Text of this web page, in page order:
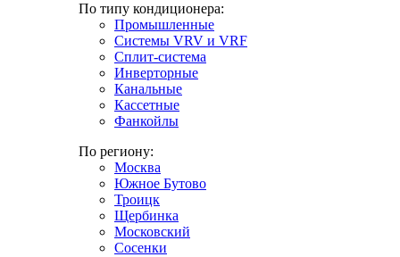
По типу кондиционера:
Промышленные
Системы VRV и VRF
Сплит-система
Инверторные
Канальные
Кассетные
Фанкойлы
По региону:
Москва
Южное Бутово
Троицк
Щербинка
Московский
Сосенки